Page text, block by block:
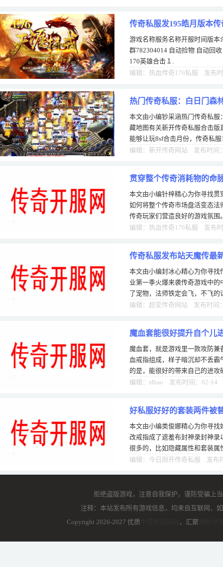
传奇私服发195皓月版本
游戏名称服务名称开服时间版本
群782304014 自动捡物 自动回
170英雄合击１.
编辑：热血传奇176私服 发布
热门传奇私服：白日门森
有关
本文由小编钞采涵热门传奇私
藏地图有关新开传奇私服合击
能够让玩8sf合击月份，传奇私
is找传然是前者奇私服式更新聊
编辑：新开传奇网站 发布时间
贯穿整个传奇消耗物的命
场盘活
本文由小编针梓精心为你寻找
如何将整个传奇市场盘活变态
传奇玩家们营造良好的游戏氛
备，让玩家们有新的游戏奋斗目
编辑：热血传奇176私服 发布
传奇私服发布站天魔传最
本文由小编封冰心精心为你寻
业第一季火爆来袭传奇游戏中
了宠物，法师铁定会飞，不飞
法师吧？从种种迹象就可以看出
编辑：超变传奇网站 发布时间
魔血套能很好提升自个儿
魔血套，就是游戏里一款攻防
血戒指组成，样子暗沉却不丢
的是，能很好的带来自己的进
管是PK还是打BOSS，都能不费
编辑：sfhao 发布时间：02-14
好私服好好的套装两件被
本文由小编类俊娜精心为你寻
改戒指成了遮羞布封神录封神
很多的，比如隐藏属性和套装
聊聊战士职业曾经的高端套装
编辑：今日刚开传奇私服 发布
拒绝盗版游戏，注意自我保护，谨防受骗上
注释：本站发布所有游戏信息，均来自互联网，
Copyright 2026-2027 优质
，汇聚